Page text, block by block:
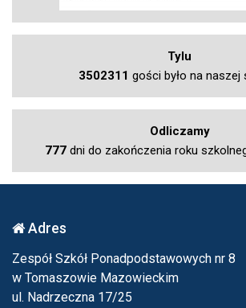
Tylu
3502311 gości było na naszej
Odliczamy
777dni do zakończenia roku
Adres
Zespół Szkół Ponadpodstawowych nr 8
w Tomaszowie Mazowieckim
ul. Nadrzeczna 17/25